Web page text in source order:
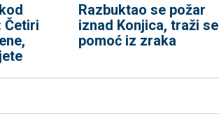
Četiri
Razbuktao se požar
iznad Konjica, traži se
pomoć iz zraka